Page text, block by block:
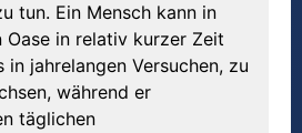
tun. Ein Mensch kann in
Oase in relativ kurzer Zeit
in jahrelangen Versuchen, zu
während er
täglichen